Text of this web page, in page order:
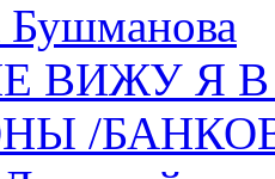
Бушманова
ВИЖУ Я
/